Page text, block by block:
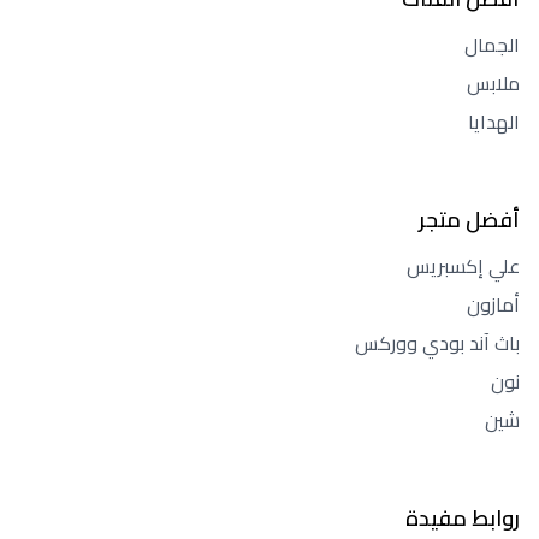
الجمال
ملابس
الهدايا
أفضل متجر
علي إكسبريس
أمازون
باث آند بودي ووركس
نون
شين
روابط مفيدة